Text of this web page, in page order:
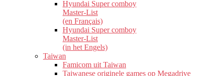
Hyundai Super comboy
Master-List
(en Français)
Hyundai Super comboy
Master-List
(in het Engels)
Taiwan
Famicom uit Taiwan
Taiwanese originele games op Megadrive